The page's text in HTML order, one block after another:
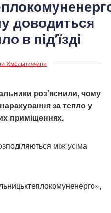
доводиться
в під’їзді
Хмельниччини
роз’яснили, чому
за тепло у
приміщеннях.
між усіма